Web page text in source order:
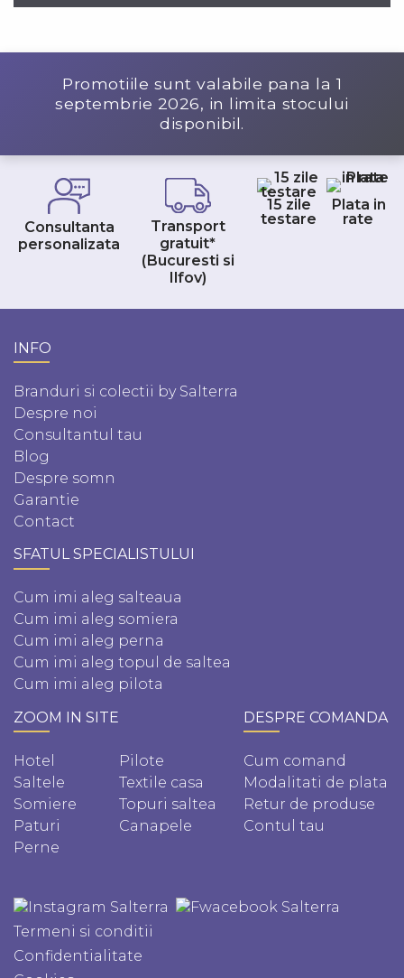
Promotiile sunt valabile pana la 1
septembrie 2026, in limita stocului
disponibil.
Consultanta
personalizata
Transport
gratuit*
(Bucuresti si
Ilfov)
15 zile
testare
Plata in
rate
INFO
Branduri si colectii by Salterra
Despre noi
Consultantul tau
Blog
Despre somn
Garantie
Contact
SFATUL SPECIALISTULUI
Cum imi aleg salteaua
Cum imi aleg somiera
Cum imi aleg perna
Cum imi aleg topul de saltea
Cum imi aleg pilota
ZOOM IN SITE
Hotel
Saltele
Somiere
Paturi
Perne
Pilote
Textile casa
Topuri saltea
Canapele
DESPRE COMANDA
Cum comand
Modalitati de plata
Retur de produse
Contul tau
Termeni si conditii
Confidentialitate